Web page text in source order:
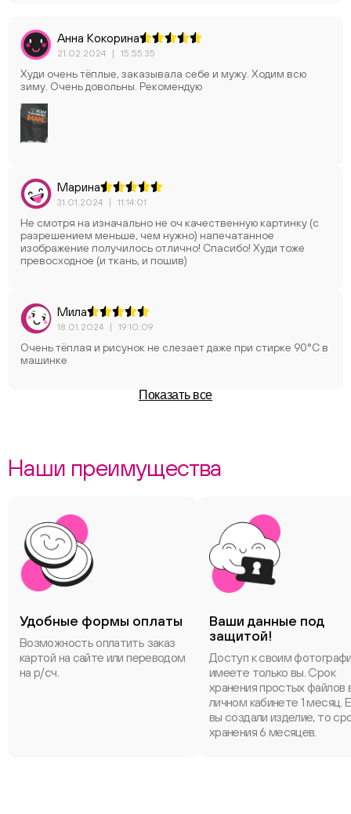
Анна Кокорина
21.02.2024 | 15:55:35
Худи очень тёплые, заказывала себе и мужу. Ходим всю
зиму. Очень довольны. Рекомендую
Марина
31.01.2024 | 11:14:01
Не смотря на изначально не оч качественную картинку (с
разрешением меньше, чем нужно) напечатанное
изображение получилось отлично! Спасибо! Худи тоже
превосходное (и ткань, и пошив)
Мила
18.01.2024 | 19:10:09
Очень тёплая и рисунок не слезает даже при стирке 90°С в
машинке
Показать все
Наши преимущества
Удобные формы оплаты
Возможность оплатить заказ
картой на сайте или переводом
на р/сч.
Ваши данные под
защитой!
Доступ к своим
имеете только вы. Срок
хранения простых файлов
личном кабинете 1 месяц.
вы создали изделие, то
хранения 6 месяцев.